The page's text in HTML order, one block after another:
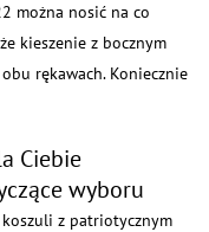
można nosić na co
kieszenie z bocznym
rękawach. Koniecznie
Ciebie
wyboru
z patriotycznym